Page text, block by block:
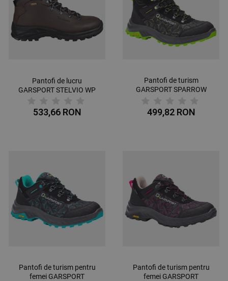
Pantofi de lucru
GARSPORT STELVIO WP
533,66 RON
Pantofi de turism
GARSPORT SPARROW
499,82 RON
Pantofi de turism pentru
femei GARSPORT
Pantofi de turism pentru
femei GARSPORT